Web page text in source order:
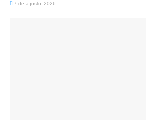
7 de agosto, 2026